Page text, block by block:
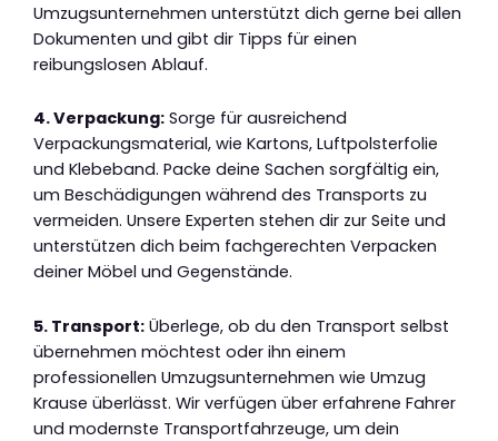
Umzugsunternehmen unterstützt dich gerne bei allen
Dokumenten und gibt dir Tipps für einen
reibungslosen Ablauf.
4. Verpackung: Sorge für ausreichend
Verpackungsmaterial, wie Kartons, Luftpolsterfolie
und Klebeband. Packe deine Sachen sorgfältig ein,
um Beschädigungen während des Transports zu
vermeiden. Unsere Experten stehen dir zur Seite und
unterstützen dich beim fachgerechten Verpacken
deiner Möbel und Gegenstände.
5. Transport: Überlege, ob du den Transport selbst
übernehmen möchtest oder ihn einem
professionellen Umzugsunternehmen wie Umzug
Krause überlässt. Wir verfügen über erfahrene Fahrer
und modernste Transportfahrzeuge, um dein